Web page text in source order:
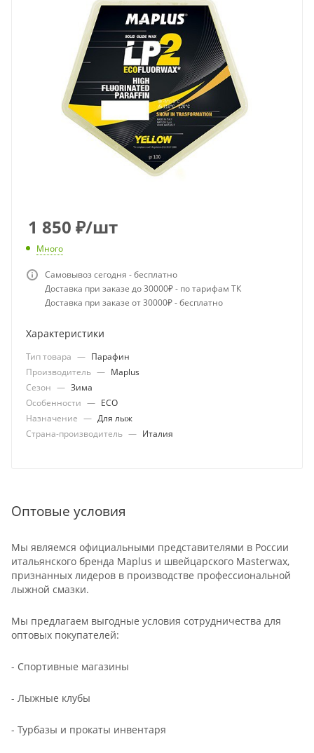
1 850 ₽/шт
Много
Самовывоз сегодня - бесплатно
Доставка при заказе до 30000₽ - по тарифам ТК
Доставка при заказе от 30000₽ - бесплатно
Характеристики
Тип товара — Парафин
Производитель — Maplus
Сезон — Зима
Особенности — ECO
Назначение — Для лыж
Страна-производитель — Италия
Оптовые условия
Мы являемся официальными представителями в России
итальянского бренда Maplus и швейцарского Masterwax,
признанных лидеров в производстве профессиональной
лыжной смазки.
Мы предлагаем выгодные условия сотрудничества для
оптовых покупателей:
- Спортивные магазины
- Лыжные клубы
- Турбазы и прокаты инвентаря